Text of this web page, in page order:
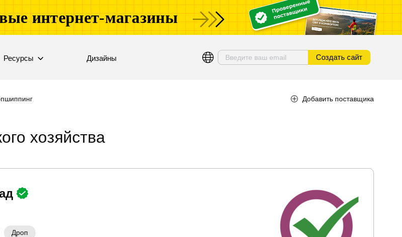
интернет-магазины
Ресурсы Дизайны Создать сайт
Добавить поставщика
хозяйства
Дроп